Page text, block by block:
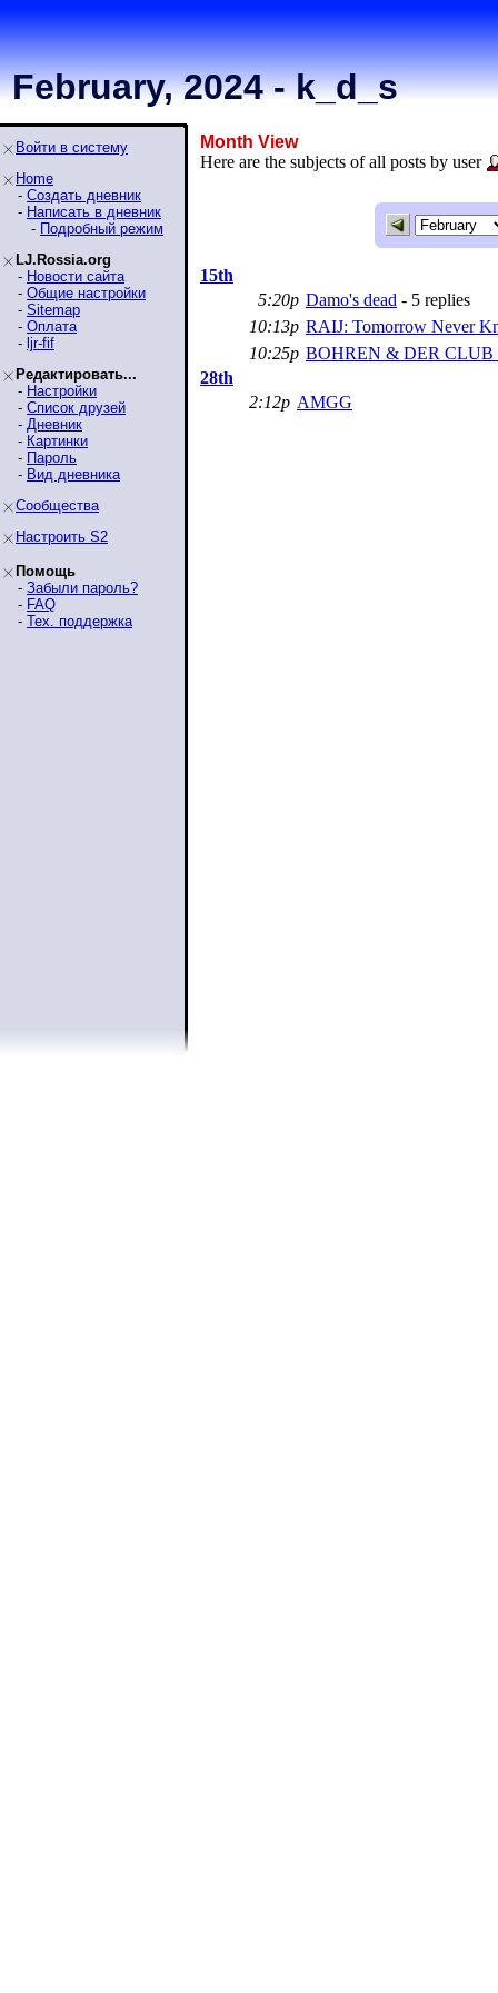
February, 2024 - k_d_s
Войти в систему
Home
- Создать дневник
- Написать в дневник
- Подробный режим
LJ.Rossia.org
- Новости сайта
- Общие настройки
- Sitemap
- Оплата
- ljr-fif
Редактировать...
- Настройки
- Список друзей
- Дневник
- Картинки
- Пароль
- Вид дневника
Сообщества
Настроить S2
Помощь
- Забыли пароль?
- FAQ
- Тех. поддержка
Month View
Here are the subjects of all posts by user
15th
5:20p Damo's dead - 5 replies
10:13p RAIJ: Tomorrow Never
10:25p BOHREN & DER CLUB
28th
2:12p AMGG